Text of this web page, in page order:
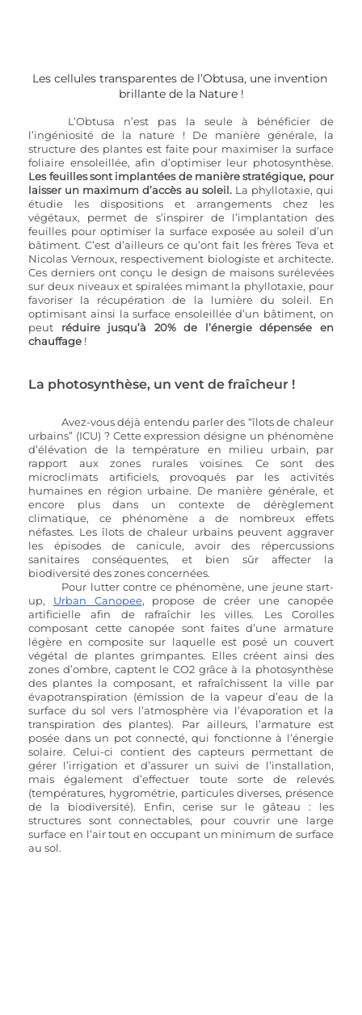
Les cellules transparentes de l’Obtusa, une invention
brillante de la Nature !
L’Obtusa n’est pas la seule à bénéficier de
l’ingéniosité de la nature ! De manière générale, la
structure des plantes est faite pour maximiser la surface
Les feuilles sont implantées de manière stratégique, pour
laisser un maximum d’accès au soleil. La phyllotaxie, qui
étudie les dispositions et arrangements chez les
végétaux, permet de s’inspirer de l’implantation des
feuilles pour optimiser la surface exposée au soleil d’un
bâtiment. C’est d’ailleurs ce qu’ont fait les frères Teva et
Nicolas Vernoux, respectivement biologiste et architecte.
Ces derniers ont conçu le design de maisons surélevées
sur deux niveaux et spiralées mimant la phyllotaxie, pour
favoriser la récupération de la lumière du soleil. En
optimisant ainsi la surface ensoleillée d’un bâtiment, on
peut réduire jusqu’à 20% de l’énergie dépensée en
chauffage !
La photosynthèse, un vent de fraîcheur !
Avez-vous déjà entendu parler des “îlots de chaleur
urbains” (ICU) ? Cette expression désigne un phénomène
d’élévation de la température en milieu urbain, par
rapport aux zones rurales voisines. Ce sont des
microclimats artificiels, provoqués par les activités
humaines en région urbaine. De manière générale, et
encore plus dans un contexte de dérèglement
climatique, ce phénomène a de nombreux effets
néfastes. Les îlots de chaleur urbains peuvent aggraver
les épisodes de canicule, avoir des répercussions
sanitaires conséquentes, et bien sûr affecter la
biodiversité des zones concernées.
Pour lutter contre ce phénomène, une jeune start-
up, Urban Canopee, propose de créer une canopée
artificielle afin de rafraîchir les villes. Les Corolles
composant cette canopée sont faites d’une armature
légère en composite sur laquelle est posé un couvert
végétal de plantes grimpantes. Elles créent ainsi des
zones d’ombre, captent le CO2 grâce à la photosynthèse
des plantes la composant, et rafraîchissent la ville par
évapotranspiration (émission de la vapeur d’eau de la
surface du sol vers l’atmosphère via l’évaporation et la
transpiration des plantes). Par ailleurs, l’armature est
posée dans un pot connecté, qui fonctionne à l’énergie
solaire. Celui-ci contient des capteurs permettant de
gérer l’irrigation et d’assurer un suivi de l’installation,
mais également d’effectuer toute sorte de relevés
(températures, hygrométrie, particules diverses, présence
de la biodiversité). Enfin, cerise sur le gâteau : les
structures sont connectables, pour couvrir une large
surface en l’air tout en occupant un minimum de surface
au sol.